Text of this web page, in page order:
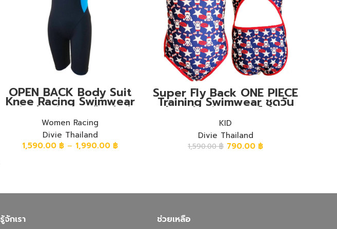
OPEN BACK Body Suit
Knee Racing Swimwear
ชุดวันพีชหลังโอเหนือเข่า ผ้า
พื้นสีดำ แถบสีฟ้า
Women Racing
Divie Thailand
1,590.00 ฿ – 1,990.00 ฿
Super Fly Back ONE PIECE
Training Swimwear ชุดวัน
พีชขาเว้าหลังซุปเปอร์ฟลาย
ลายตุ๊กตาลิง+ดาว
KID
Divie Thailand
1,590.00฿ 790.00 ฿
รู้จักเรา ช่วยเหลือ